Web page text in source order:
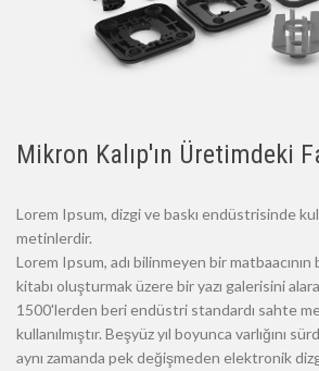
Mikron Kalıp'ın Üretimdeki
Lorem Ipsum, dizgi ve baskı endüstrisinde
metinlerdir.
Lorem Ipsum, adı bilinmeyen bir
kitabı oluşturmak üzere bir yazı galerisini
1500'lerden beri endüstri standardı sahte
kullanılmıştır. Beşyüz yıl boyunca varlığını
aynı zamanda pek değişmeden elektronik